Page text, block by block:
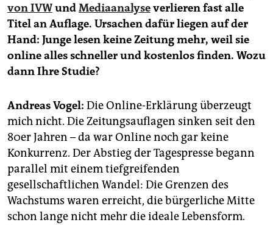
epaper login
von IVWundMediaanalyseverlieren fast alle
Titel an Auflage. Ursachen dafür liegen auf der
Hand: Junge lesen keine Zeitung mehr, weil sie
online alles schneller und kostenlos finden. Wozu
dann Ihre Studie?
Andreas Vogel: Die Online-Erklärung überzeugt
mich nicht. Die Zeitungsauflagen sinken seit den
80er Jahren – da war Online noch gar keine
Konkurrenz. Der Abstieg der Tagespresse begann
parallel mit einem tiefgreifenden
gesellschaftlichen Wandel: Die Grenzen des
Wachstums waren erreicht, die bürgerliche Mitte
schon lange nicht mehr die ideale Lebensform.